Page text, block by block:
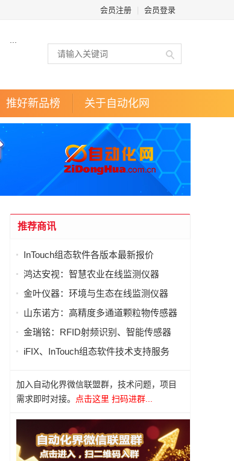
会员注册 会员登录
推好新品榜 关于自动化网
推荐商讯
InTouch组态软件各版本最新报价
鸿达安视：智慧农业在线监测仪器
金叶仪器：环境与生态在线监测仪器
山东诺方：高精度多通道颗粒物传感器
金瑞铭：RFID射频识别、智能传感器
iFIX、InTouch组态软件技术支持服务
加入自动化界微信联盟群，技术问题，项目
需求即时对接。
点击这里 扫码进群...